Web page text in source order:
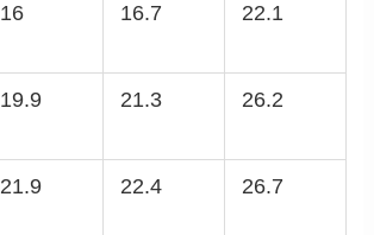
16 16.7 22.1
19.9 21.3 26.2
21.9 22.4 26.7